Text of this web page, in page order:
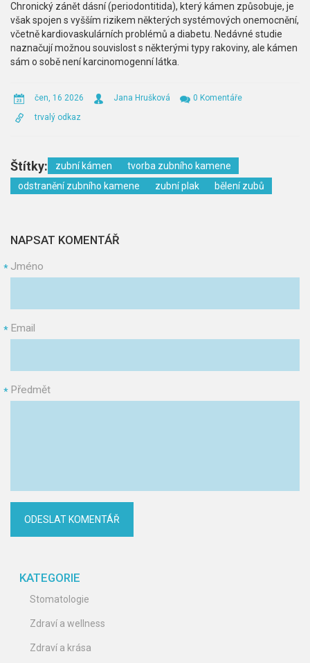
Chronický zánět dásní (periodontitida), který kámen způsobuje, je
však spojen s vyšším rizikem některých systémových onemocnění,
včetně kardiovaskulárních problémů a diabetu. Nedávné studie
naznačují možnou souvislost s některými typy rakoviny, ale kámen
sám o sobě není karcinomogenní látka.
čen, 16 2026 Jana Hrušková
0 Komentáře
trvalý odkaz
Štítky: zubní kámen
tvorba zubního kamene
odstranění zubního kamene
zubní plak bělení zubů
NAPSAT KOMENTÁŘ
Jméno
*
Email
*
Předmět
*
KATEGORIE
Stomatologie
Zdraví a wellness
Zdraví a krása